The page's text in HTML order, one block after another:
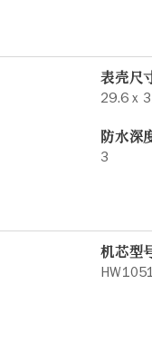
表壳尺
29.6 x
防水深
3
机芯型